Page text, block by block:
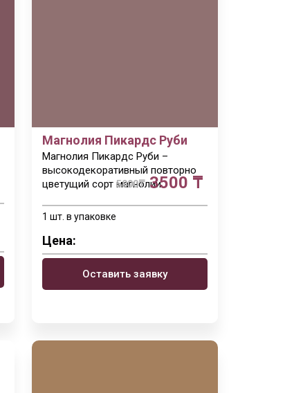
5000₸ 3500 ₸
Магнолия Пикардс Руби
Магнолия Пикардс Руби –
высокодекоративный повторно
цветущий сорт магнолии.
1 шт. в упаковке
Цена:
Оставить заявку